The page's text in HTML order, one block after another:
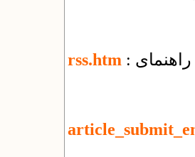
rss.htm